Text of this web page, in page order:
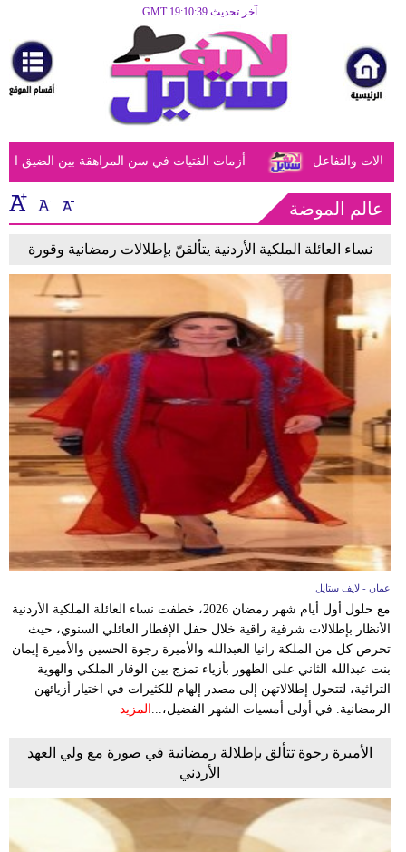
آخر تحديث GMT 19:10:39
مرأة
أزياء
أزياء
إسلامية
فن
ديكور
صحة
سياحة
وسفر
أبراج
فيديو
مدوَنات
أزمات الفتيات في سن المراهقة بين الضيق والتفاعل
عالم الموضة
نساء العائلة الملكية الأردنية يتألقنّ بإطلالات رمضانية وقورة
عمان - لايف ستايل
مع حلول أول أيام شهر رمضان 2026، خطفت نساء العائلة الملكية الأردنية
الأنظار بإطلالات شرقية راقية خلال حفل الإفطار العائلي السنوي، حيث
تحرص كل من الملكة رانيا العبدالله والأميرة رجوة الحسين والأميرة إيمان
بنت عبدالله الثاني على الظهور بأزياء تمزج بين الوقار الملكي والهوية
التراثية، لتتحول إطلالاتهن إلى مصدر إلهام للكثيرات في اختيار أزيائهن
الرمضانية. في أولى أمسيات الشهر الفضيل،... المزيد
الأميرة رجوة تتألق بإطلالة رمضانية في صورة مع ولي العهد
الأردني